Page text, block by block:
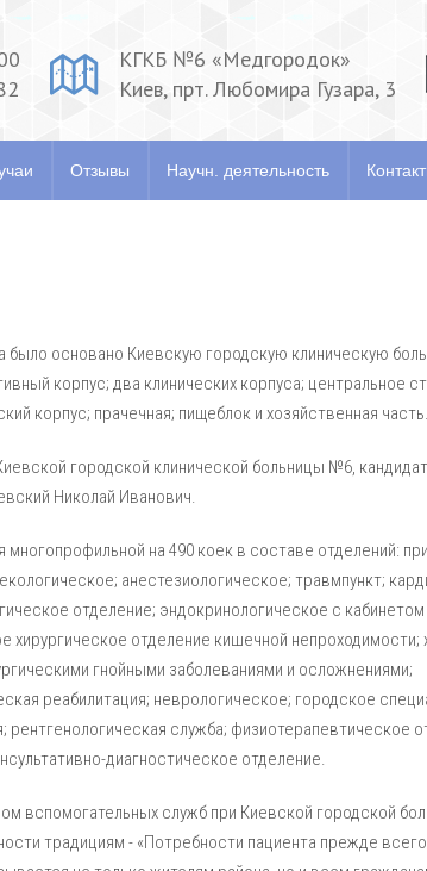
КГКБ №6 «Медгородок»
Киев, прт. Любомира Гузара, 3
Отзывы Научн. деятельность
Отзывы Научн. деятельность
было основано Киевскую городскую клиническую
корпус; два клинических корпуса; центральное
корпус; прачечная; пищеблок и хозяйственная часть.
городской клинической больницы №6,
Николай Иванович.
на 490 коек в составе отделений:
анестезиологическое; травмпункт;
отделение; эндокринологическое с
хирургическое отделение кишечной непроходимости;
гнойными заболеваниями и осложнениями;
реабилитация; неврологическое; городское
рентгенологическая служба; физиотерапевтическое
диагностическое отделение.
вспомогательных служб при Киевской городской
традициям - «Потребности пациента прежде